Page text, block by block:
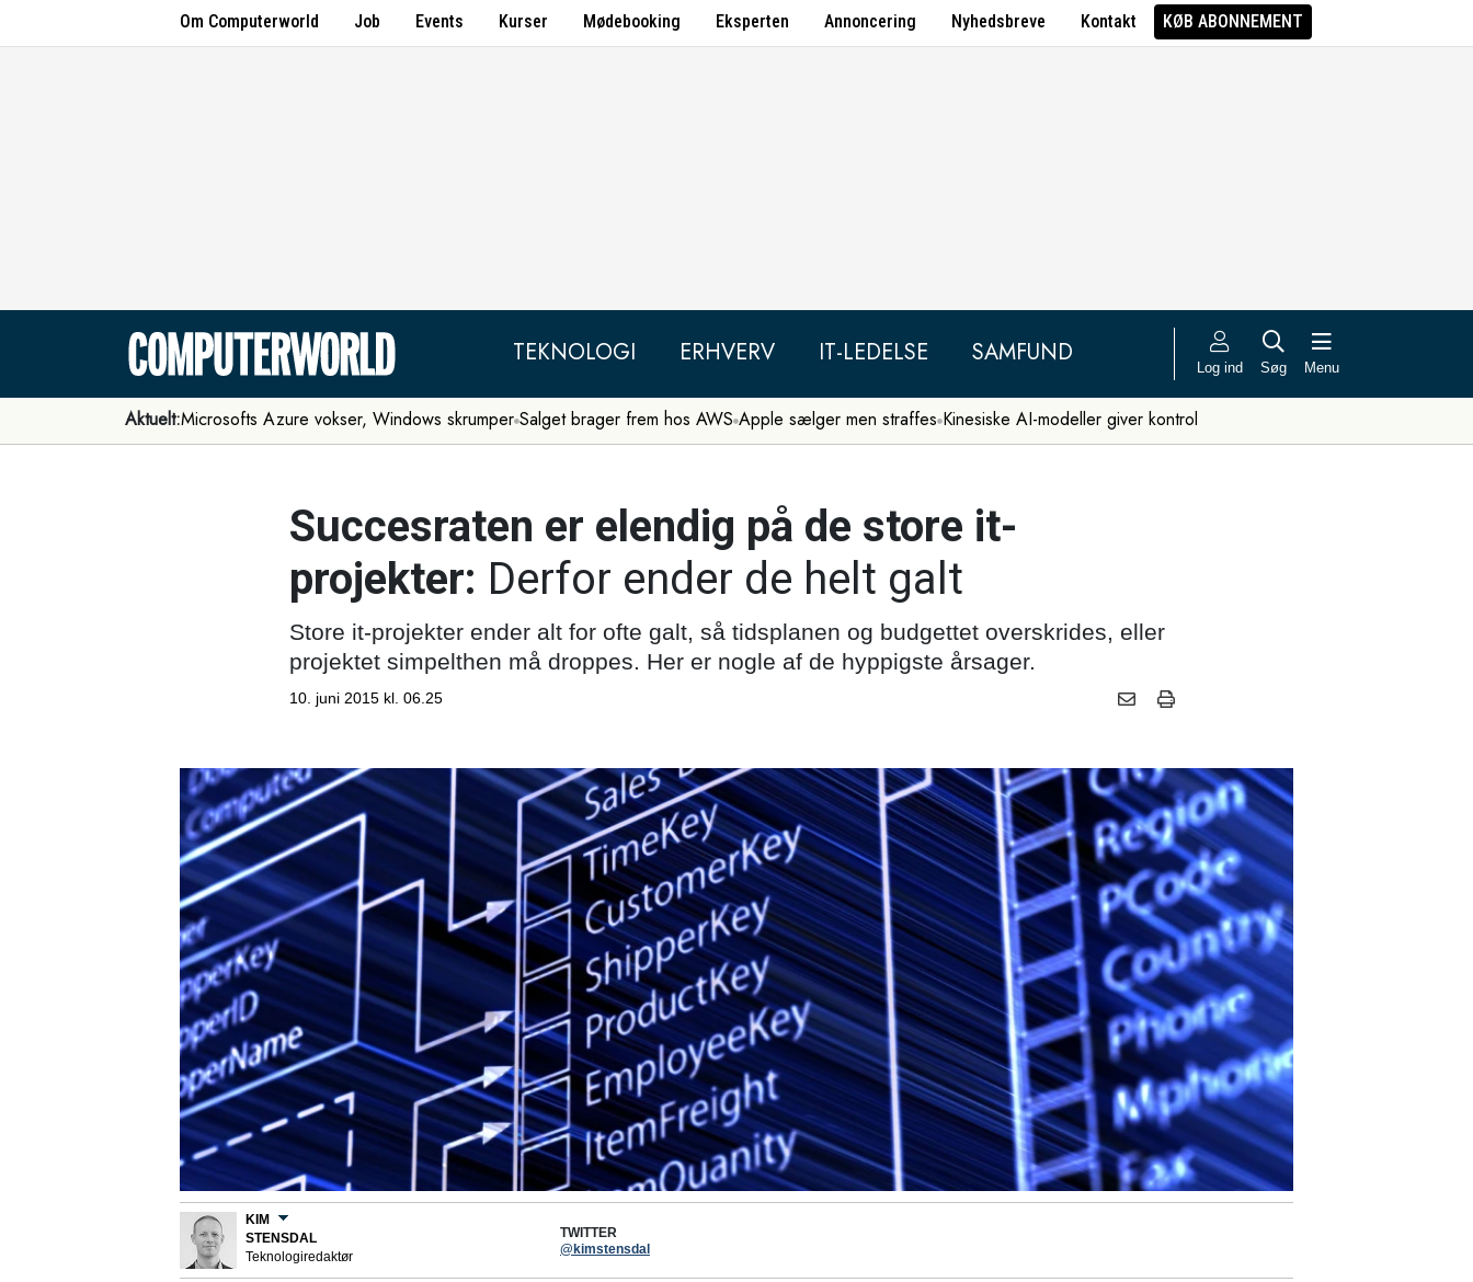
Om Computerworld Job Events Kurser Mødebooking Eksperten Annoncering Nyhedsbreve Kontakt KØB ABONNEMENT
TEKNOLOGI ERHVERV IT-LEDELSE SAMFUND Log ind Søg Menu
Aktuelt:Microsofts Azure vokser, Windows skrumper Salget brager frem hos AWS Apple sælger men straffes Kinesiske AI-modeller giver kontrol
Succesraten er elendig på de store it-
projekter: Derfor ender de helt galt
Store it-projekter ender alt for ofte galt, så tidsplanen og budgettet overskrides, eller
projektet simpelthen må droppes. Her er nogle af de hyppigste årsager.
10. juni 2015 kl. 06.25
KIM
STENSDAL
Teknologiredaktør
TWITTER
@kimstensdal